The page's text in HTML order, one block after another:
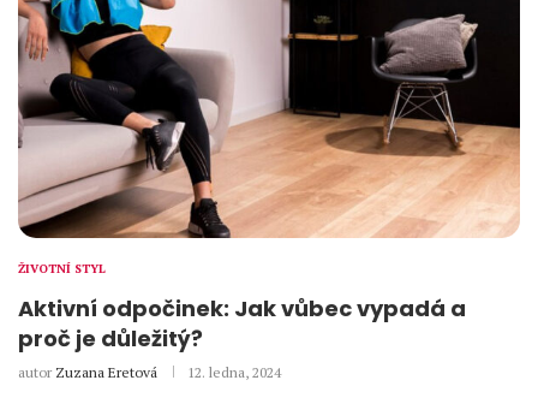
ŽIVOTNÍ STYL
Aktivní odpočinek: Jak vůbec vypadá a
proč je důležitý?
autor Zuzana Eretová 12. ledna, 2024